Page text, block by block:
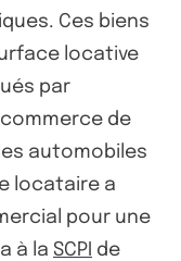
Ces biens
locative
par
commerce de
automobiles
locataire a
pour une
à la SCPI de